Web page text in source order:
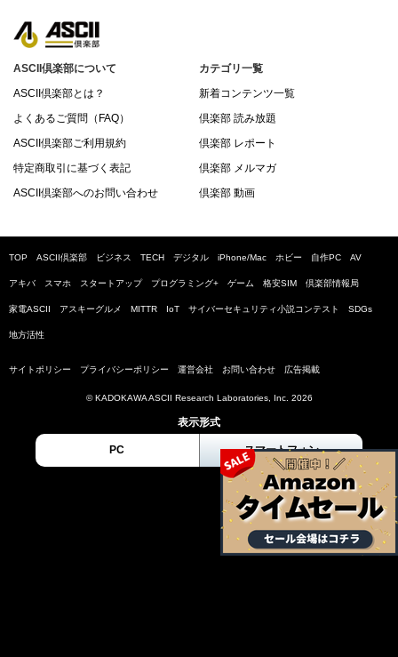
ASCII倶楽部について
ASCII倶楽部とは？
よくあるご質問（FAQ）
ASCII倶楽部ご利用規約
特定商取引に基づく表記
ASCII倶楽部へのお問い合わせ
カテゴリ一覧
新着コンテンツ一覧
倶楽部 読み放題
倶楽部 レポート
倶楽部 メルマガ
倶楽部 動画
TOP ASCII倶楽部 ビジネス TECH デジタル iPhone/Mac ホビー 自作PC AV
アキバ スマホ スタートアップ プログラミング+ ゲーム 格安SIM 倶楽部情報局
家電ASCII アスキーグルメ MITTR IoT サイバーセキュリティ小説コンテスト SDGs
地方活性
サイトポリシー プライバシーポリシー 運営会社 お問い合わせ 広告掲載
© KADOKAWA ASCII Research Laboratories, Inc. 2026
表示形式
PC スマートフォン